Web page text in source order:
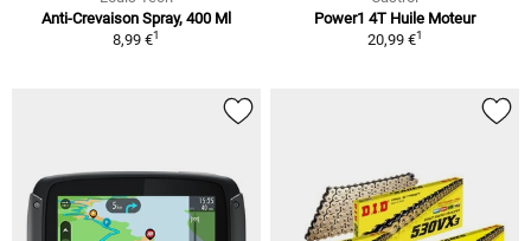
Anti-Crevaison Spray, 400 Ml
8,99 €1
Power1 4T Huile Moteur
20,99 €1